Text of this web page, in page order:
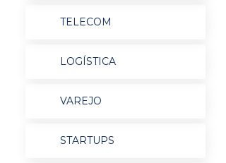
TELECOM
LOGÍSTICA
VAREJO
STARTUPS